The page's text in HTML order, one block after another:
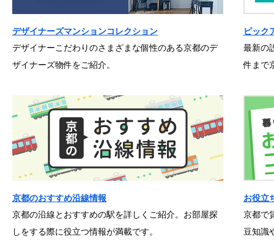
デザイナーズマンションコレクション
デザイナーこだわりのさまざまな個性のある京都のデ
ザイナーズ物件をご紹介。
ピック
最新の
件まで
京都のおすすめ沿線情報
京都の沿線とおすすめの駅を詳しくご紹介。お部屋探
しをする際に役立つ情報が満載です。
お役立
京都で
豆知識